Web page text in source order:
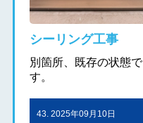
シーリング工事
別箇所、既存の状態で
す。
43. 2025年09月10日